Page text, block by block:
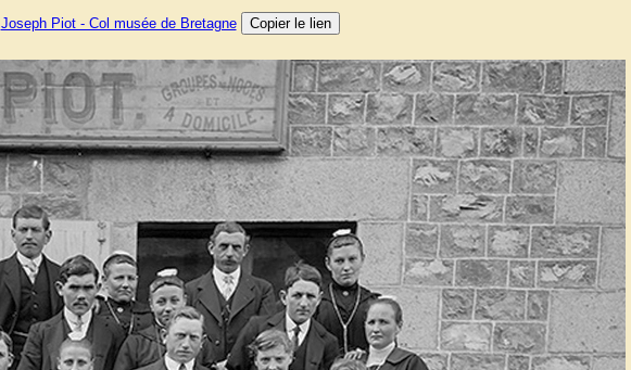
Joseph Piot - Col musée de Bretagne Copier le lien